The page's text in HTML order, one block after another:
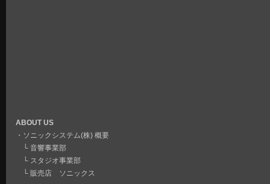
ABOUT US
・ ソニックシステム(株) 概要
└ 音響事業部
└ スタジオ事業部
└ 販売店 ソニックス